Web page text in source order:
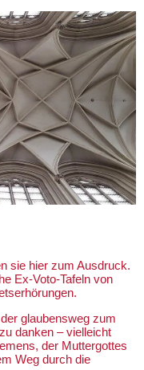
sie hier zum Ausdruck.
Ex-Voto-Tafeln von
glaubensweg zum
danken – vielleicht
der Muttergottes
Weg durch die